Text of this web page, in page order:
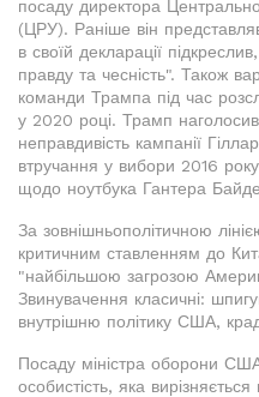
посаду директора
(ЦРУ). Раніше він
в своїй декларації
правду та чесність". Також
команди Трампа під час
у 2020 році. Трамп
неправдивість кампанії
втручання у вибори 2016
щодо ноутбука Гантера
За зовнішньополітичною
критичним ставленням до
"найбільшою загрозою
Звинувачення класичні:
внутрішню політику США,
Посаду міністра оборони
особистість, яка